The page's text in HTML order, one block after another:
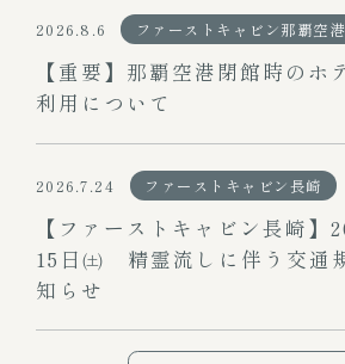
2026.8.6 ファーストキャビン那覇空港
【重要】那覇空港閉館時のホ
利用について
2026.7.24 ファーストキャビン長崎
【ファーストキャビン長崎】
15日㈯ 精霊流しに伴う交通
知らせ